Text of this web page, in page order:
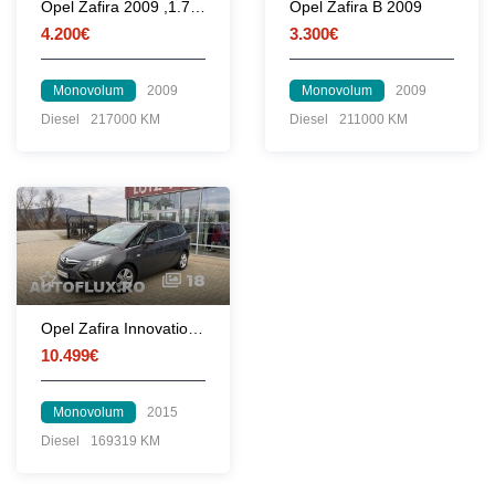
4.200€
Monovolum
2009
Diesel
217000 KM
Opel Zafira B 2009
3.300€
Monovolum
2009
Diesel
211000 KM
18
10.499€
Monovolum
2015
Diesel
169319 KM